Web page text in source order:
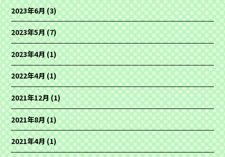
2023年6月(3)
2023年5月(7)
2023年4月(1)
2022年4月(1)
2021年12月(1)
2021年8月(1)
2021年4月(1)